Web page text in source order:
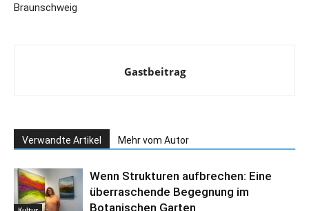
Braunschweig
Gastbeitrag
Verwandte Artikel Mehr vom Autor
Wenn Strukturen aufbrechen: Eine
überraschende Begegnung im
Botanischen Garten